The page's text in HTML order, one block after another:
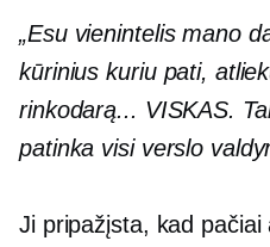
„Esu vienintelis mano
kūrinius kuriu pati,
rinkodarą... VISKAS.
patinka visi verslo
Ji pripažįsta, kad